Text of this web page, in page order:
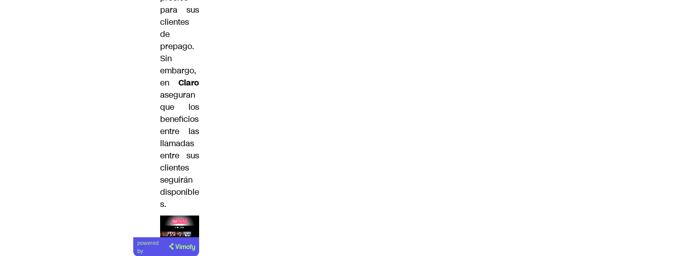
para sus
clientes
de
prepago.
Sin
embargo,
enClaro
aseguran
que los
beneficios
entre las
llamadas
entre sus
clientes
seguirán
disponible
s.
Lea el
artículo
powered
by